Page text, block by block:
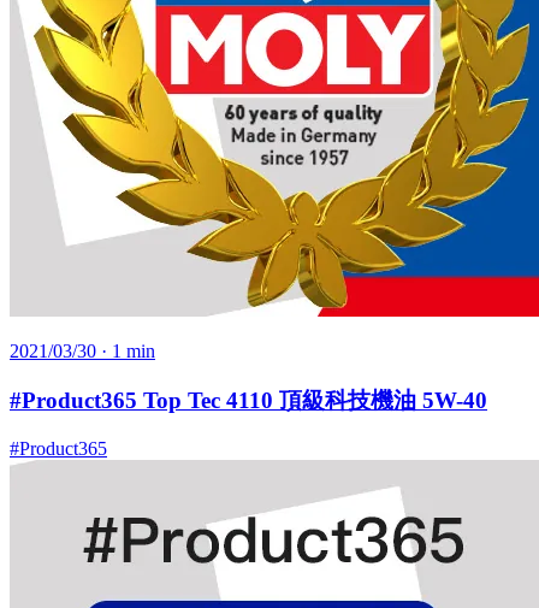
2021/03/30 · 1 min
#Product365 Top Tec 4110 頂級科技機油 5W-40
#Product365